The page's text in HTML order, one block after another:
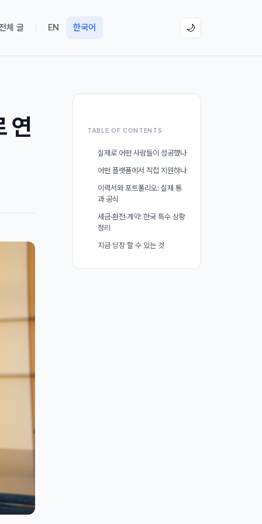
체 글 EN 한국어 🌙
연
TABLE OF CONTENTS
실제로 어떤 사람들이 성공했나
어떤 플랫폼에서 직접 지원하나
이력서와 포트폴리오: 실제 통
과 공식
세금·환전·계약: 한국 특수 상황
정리
지금 당장 할 수 있는 것